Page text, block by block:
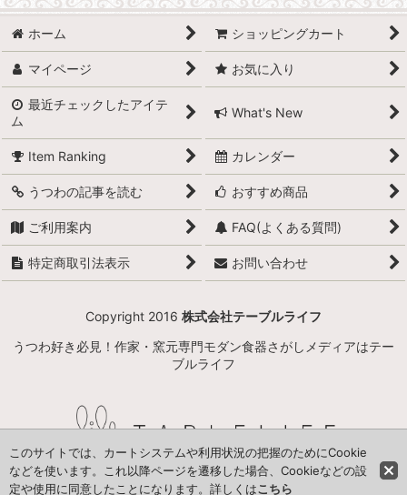
ホーム ショッピングカート
マイページ お気に入り
最近チェックしたアイテ
ム
What's New
Item Ranking カレンダー
うつわの記事を読む おすすめ商品
ご利用案内 FAQ(よくある質問)
特定商取引法表示 お問い合わせ
Copyright 2016 株式会社テーブルライフ
うつわ好き必見！作家・窯元専門モダン食器さがしメディアはテー
ブルライフ
このサイトでは、カートシステムや利用状況の把握のためにCookie
などを使います。これ以降ページを遷移した場合、Cookieなどの設
定や使用に同意したことになります。詳しくはこちら